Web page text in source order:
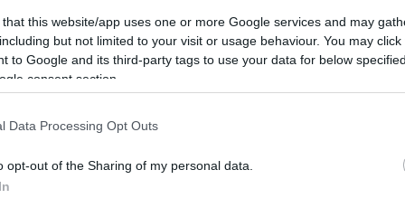
that this website/app uses one or more Google services and may
but not limited to your visit or usage behaviour. You may
to Google and its third-party tags to use your data for below
consent section.
Data Processing Opt Outs
opt-out of the Sharing of my personal data.
ügyről szóló HVG-riportsorozat vele
FŐÜGYÉSZ A BORKAI-SZEXVIDEÓ
bűncselekménnyel.
A GYŐRI POLGÁRMESTERREL SZEXELŐ